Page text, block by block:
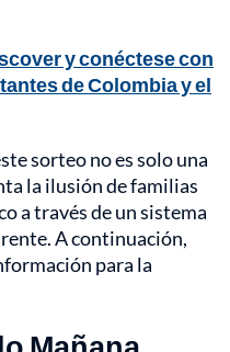
y conéctese con
de Colombia y el
sorteo no es solo una
la ilusión de familias
a través de un sistema
A continuación,
para la